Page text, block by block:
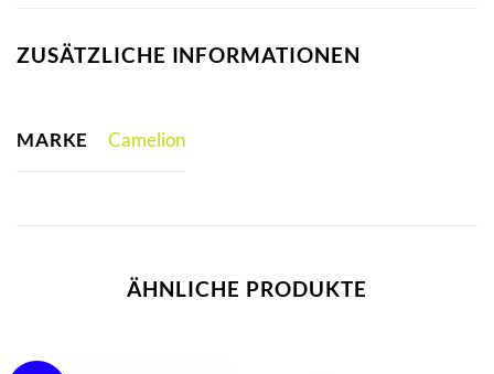
ZUSÄTZLICHE INFORMATIONEN
MARKE Camelion
ÄHNLICHE PRODUKTE